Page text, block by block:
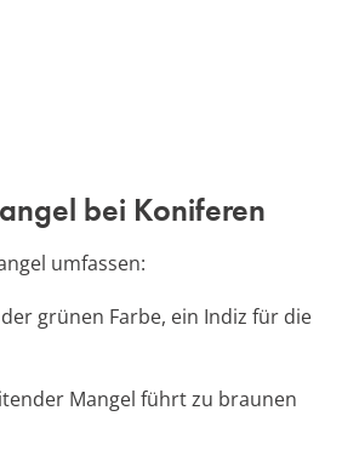
bei Koniferen
umfassen:
grünen Farbe, ein Indiz für die
Mangel führt zu braunen